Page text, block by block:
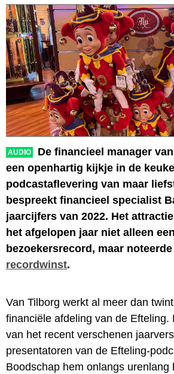
AUDIO
De financieel manager
een openhartig kijkje in de
podcastaflevering van maar
bespreekt financieel specialist
jaarcijfers van 2022. Het
het afgelopen jaar niet alleen een
bezoekersrecord, maar
recordwinst.
Van Tilborg werkt al meer dan
financiële afdeling van de Efteling.
van het recent verschenen
presentatoren van de Efteling-
Boodschap hem onlangs urenlang